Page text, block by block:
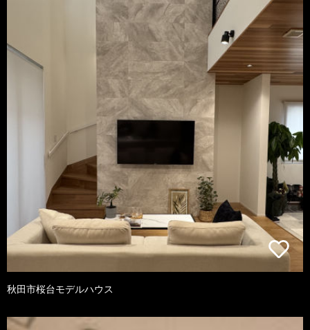
秋田市桜台モデルハウス